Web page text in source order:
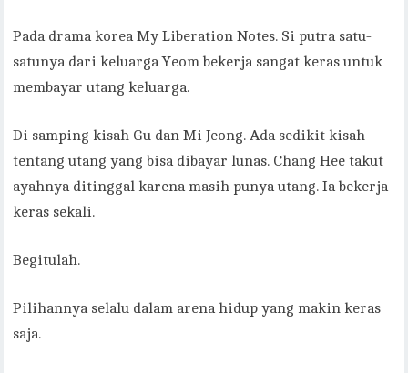
Pada drama korea My Liberation Notes. Si putra satu-
satunya dari keluarga Yeom bekerja sangat keras untuk
membayar utang keluarga.
Di samping kisah Gu dan Mi Jeong. Ada sedikit kisah
tentang utang yang bisa dibayar lunas. Chang Hee takut
ayahnya ditinggal karena masih punya utang. Ia bekerja
keras sekali.
Begitulah.
Pilihannya selalu dalam arena hidup yang makin keras
saja.